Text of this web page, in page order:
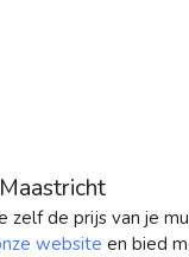
de prijs van je
website en bied